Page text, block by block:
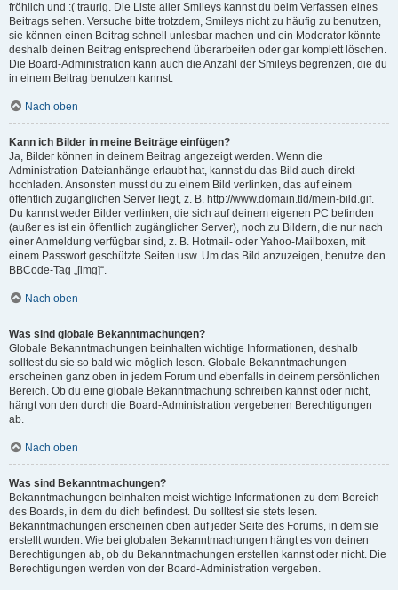
fröhlich und :( traurig. Die Liste aller Smileys kannst du beim Verfassen eines
Beitrags sehen. Versuche bitte trotzdem, Smileys nicht zu häufig zu benutzen,
sie können einen Beitrag schnell unlesbar machen und ein Moderator könnte
deshalb deinen Beitrag entsprechend überarbeiten oder gar komplett löschen.
Die Board-Administration kann auch die Anzahl der Smileys begrenzen, die du
in einem Beitrag benutzen kannst.
Nach oben
Kann ich Bilder in meine Beiträge einfügen?
Ja, Bilder können in deinem Beitrag angezeigt werden. Wenn die
Administration Dateianhänge erlaubt hat, kannst du das Bild auch direkt
hochladen. Ansonsten musst du zu einem Bild verlinken, das auf einem
öffentlich zugänglichen Server liegt, z. B. http://www.domain.tld/mein-bild.gif.
Du kannst weder Bilder verlinken, die sich auf deinem eigenen PC befinden
(außer es ist ein öffentlich zugänglicher Server), noch zu Bildern, die nur nach
einer Anmeldung verfügbar sind, z. B. Hotmail- oder Yahoo-Mailboxen, mit
einem Passwort geschützte Seiten usw. Um das Bild anzuzeigen, benutze den
BBCode-Tag „[img]“.
Nach oben
Was sind globale Bekanntmachungen?
Globale Bekanntmachungen beinhalten wichtige Informationen, deshalb
solltest du sie so bald wie möglich lesen. Globale Bekanntmachungen
erscheinen ganz oben in jedem Forum und ebenfalls in deinem persönlichen
Bereich. Ob du eine globale Bekanntmachung schreiben kannst oder nicht,
hängt von den durch die Board-Administration vergebenen Berechtigungen
ab.
Nach oben
Was sind Bekanntmachungen?
Bekanntmachungen beinhalten meist wichtige Informationen zu dem Bereich
des Boards, in dem du dich befindest. Du solltest sie stets lesen.
Bekanntmachungen erscheinen oben auf jeder Seite des Forums, in dem sie
erstellt wurden. Wie bei globalen Bekanntmachungen hängt es von deinen
Berechtigungen ab, ob du Bekanntmachungen erstellen kannst oder nicht. Die
Berechtigungen werden von der Board-Administration vergeben.